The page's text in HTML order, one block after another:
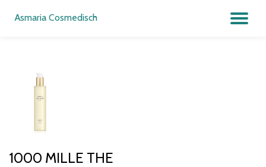
Asmaria Cosmedisch
1000 MILLE THE